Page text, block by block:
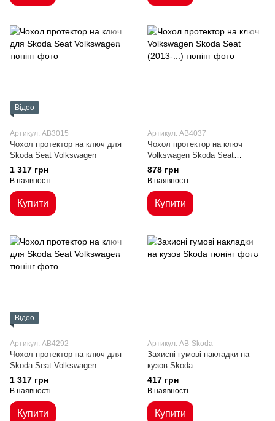
Відео
Артикул: AB3015
Чохол протектор на ключ для
Skoda Seat Volkswagen
1 317 грн
В наявності
Купити
Артикул: AB4037
Чохол протектор на ключ
Volkswagen Skoda Seat
(2013-...)
878 грн
В наявності
Купити
Відео
Артикул: AB4292
Чохол протектор на ключ для
Skoda Seat Volkswagen
1 317 грн
В наявності
Купити
Артикул: AB-Skoda
Захисні гумові накладки на
кузов Skoda
417 грн
В наявності
Купити